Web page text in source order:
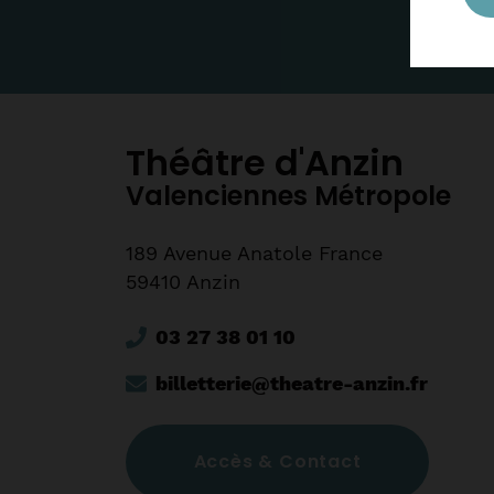
Théâtre d'Anzin
Valenciennes Métropole
189 Avenue Anatole France
59410 Anzin
03 27 38 01 10
billetterie@theatre-anzin.fr
Accès & Contact